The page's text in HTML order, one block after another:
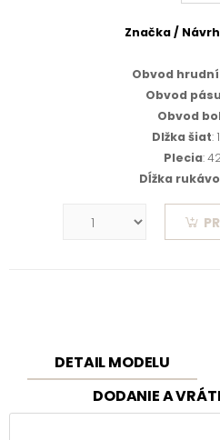
Značka /
Obvod
Obvod pásu
Obvod
Dlžka šiat:
Plecia:
Dĺžka
DETAIL MODELU
DODANIE A